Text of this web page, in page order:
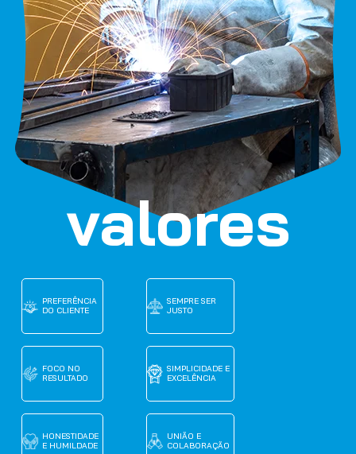
PREFERÊNCIA
DO CLIENTE
FOCO NO
RESULTADO
HONESTIDADE
E HUMILDADE
valores
SEMPRE SER
JUSTO
SIMPLICIDADE E
EXCELÊNCIA
UNIÃO E
COLABORAÇÃO